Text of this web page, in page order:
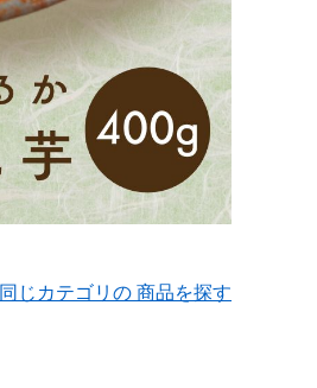
同じカテゴリの 商品を探す